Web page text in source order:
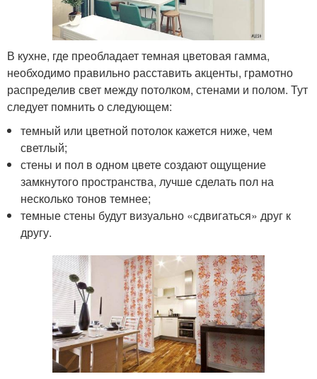
В кухне, где преобладает темная цветовая гамма,
необходимо правильно расставить акценты, грамотно
распределив свет между потолком, стенами и полом. Тут
следует помнить о следующем:
темный или цветной потолок кажется ниже, чем
светлый;
стены и пол в одном цвете создают ощущение
замкнутого пространства, лучше сделать пол на
несколько тонов темнее;
темные стены будут визуально «сдвигаться» друг к
другу.